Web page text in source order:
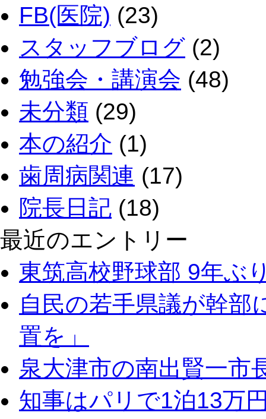
FB(医院) (23)
スタッフブログ (2)
勉強会・講演会 (48)
未分類 (29)
本の紹介 (1)
歯周病関連 (17)
院長日記 (18)
最近のエントリー
東筑高校野球部 9年ぶ
自民の若手県議が幹部
置を」
泉大津市の南出賢一市
知事はパリで1泊13万